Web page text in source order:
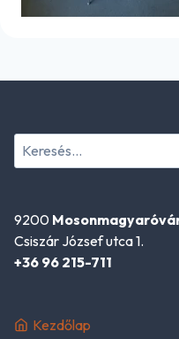
Keresés:
9200
Csiszár József utca 1.
+36 96 215-711
Kezdőlap